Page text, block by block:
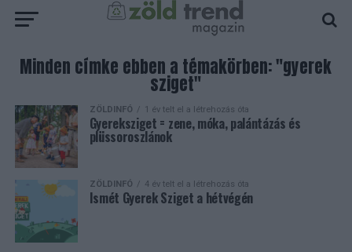
Minden címke ebben a témakörben: "gyerek
sziget"
ZÖLDINFÓ 1 év telt el a létrehozás óta
Gyereksziget = zene, móka, palántázás és
plüssoroszlánok
ZÖLDINFÓ 4 év telt el a létrehozás óta
Ismét Gyerek Sziget a hétvégén